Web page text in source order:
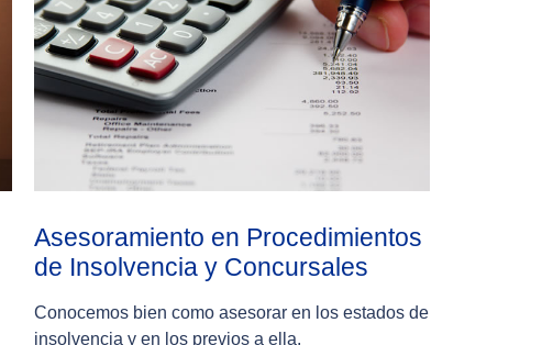
Asesoramiento en Procedimientos
de Insolvencia y Concursales
Conocemos bien como asesorar en los estados de
insolvencia y en los previos a ella.